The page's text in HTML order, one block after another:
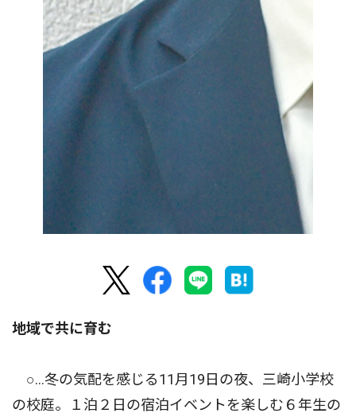
地域で共に育む
○…冬の気配を感じる11月19日の夜、三崎小学校
の校庭。１泊２日の宿泊イベントを楽しむ６年生の